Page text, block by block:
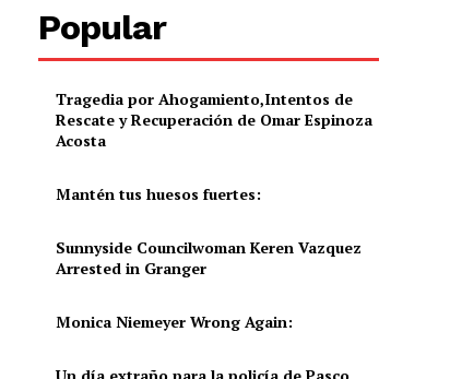
Popular
Tragedia por Ahogamiento,Intentos de
Rescate y Recuperación de Omar Espinoza
Acosta
Mantén tus huesos fuertes:
Sunnyside Councilwoman Keren Vazquez
Arrested in Granger
Monica Niemeyer Wrong Again: